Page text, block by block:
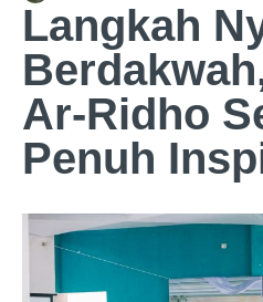
Langkah
Ar-Ridho
Penuh